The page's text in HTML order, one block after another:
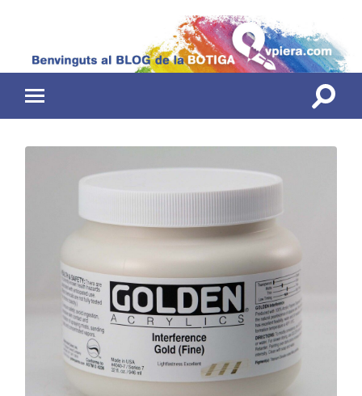
mobile
Toggle